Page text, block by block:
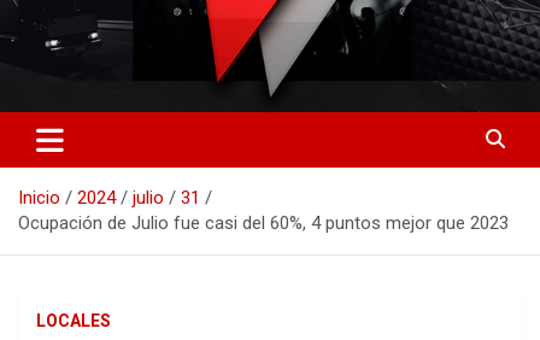
RO CONTENIDOS
Inicio 2024 julio
31
Ocupación de Julio fue casi del 60%, 4 puntos mejor que 2023
LOCALES